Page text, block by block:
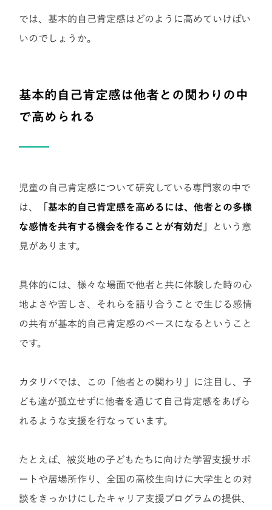
では、基本的自己肯定感はどのように高めていけばい
いのでしょうか。
基本的自己肯定感は他者との関わりの中
で高められる
児童の自己肯定感について研究している専門家の中で
は、
「基本的自己肯定感を高めるには、他者との多様
な感情を共有する機会を作ることが有効だ」
という意
見があります。
具体的には、様々な場面で他者と共に体験した時の心
地よさや苦しさ、それらを語り合うことで生じる感情
の共有が基本的自己肯定感のベースになるということ
です。
カタリバでは、この「他者との関わり」に注目し、子
ども達が孤立せずに他者を通じて自己肯定感をあげら
れるような支援を行なっています。
たとえば、被災地の子どもたちに向けた学習支援サポ
ートや居場所作り、全国の高校生向けに大学生との対
談をきっかけにしたキャリア支援プログラムの提供、